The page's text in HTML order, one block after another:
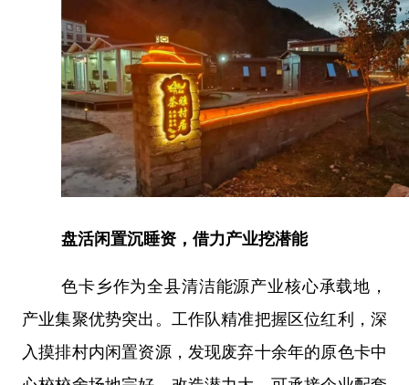
盘活闲置沉睡资，借力产业挖潜能
色卡乡作为全县清洁能源产业核心承载地，
产业集聚优势突出。工作队精准把握区位红利，深
入摸排村内闲置资源，发现废弃十余年的原色卡中